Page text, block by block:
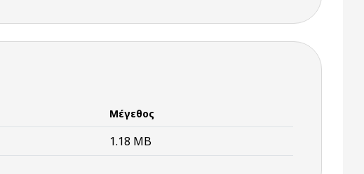
Μέγεθος
1.18 MB